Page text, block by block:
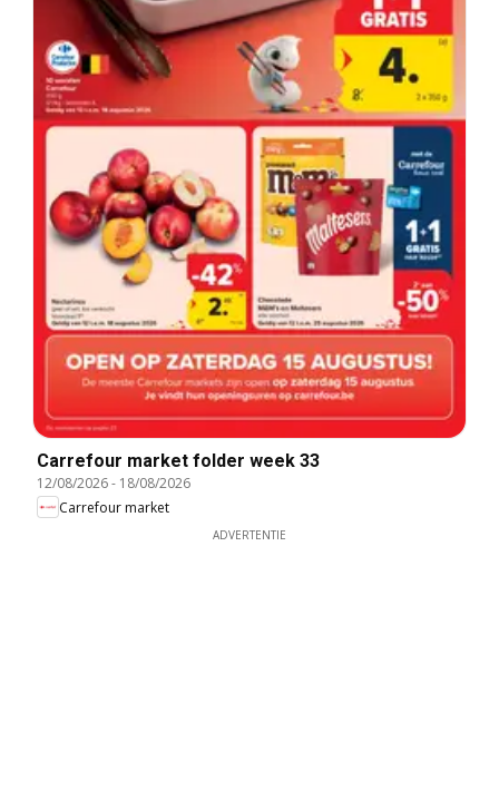
Carrefour market folder week 33
12/08/2026- 18/08/2026
Carrefour market
ADVERTENTIE